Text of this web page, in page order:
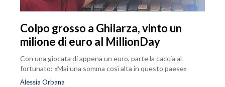
Colpo grosso a Ghilarza, vinto un
milione di euro al MillionDay
Con una giocata di appena un euro, parte la caccia al
fortunato: «Mai una somma così alta in questo paese»
Alessia Orbana